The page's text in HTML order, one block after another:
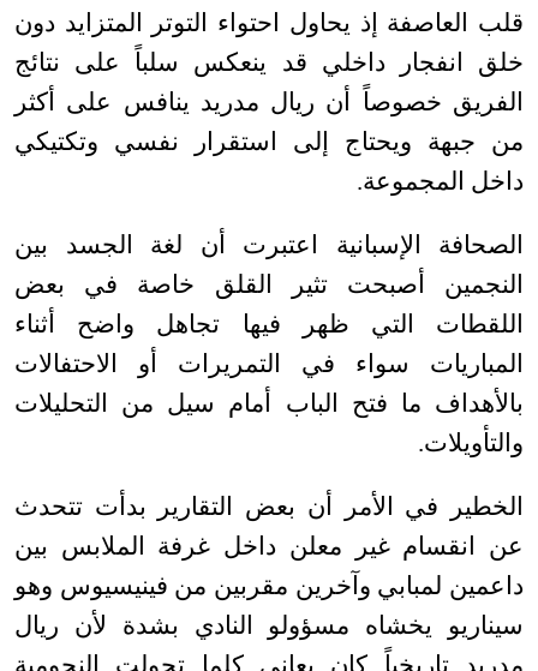
قلب العاصفة إذ يحاول احتواء التوتر المتزايد دون
خلق انفجار داخلي قد ينعكس سلباً على نتائج
الفريق خصوصاً أن ريال مدريد ينافس على أكثر
من جبهة ويحتاج إلى استقرار نفسي وتكتيكي
داخل المجموعة.
الصحافة الإسبانية اعتبرت أن لغة الجسد بين
النجمين أصبحت تثير القلق خاصة في بعض
اللقطات التي ظهر فيها تجاهل واضح أثناء
المباريات سواء في التمريرات أو الاحتفالات
بالأهداف ما فتح الباب أمام سيل من التحليلات
والتأويلات.
الخطير في الأمر أن بعض التقارير بدأت تتحدث
عن انقسام غير معلن داخل غرفة الملابس بين
داعمين لمبابي وآخرين مقربين من فينيسيوس وهو
سيناريو يخشاه مسؤولو النادي بشدة لأن ريال